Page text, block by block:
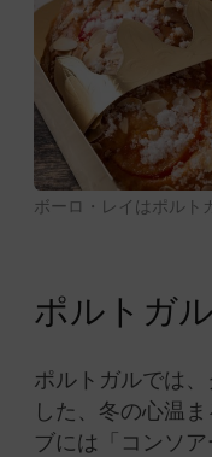
ボーロ・レイはポルト
ポルトガル
ポルトガルでは
した、冬の心温
ブには「コンソ